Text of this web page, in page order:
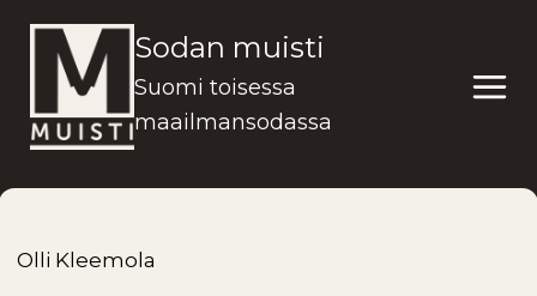
sisältöön
Sodan muisti
Suomi toisessa
maailmansodassa
Olli Kleemola